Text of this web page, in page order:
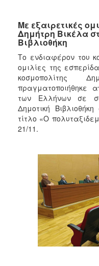
ΕΠΙΣΚΕΠΤΗΣ
ΗΡΑΚΛΕΙΟ
Με εξαιρετικές
Δημήτρη Βικέλα
Βιβλιοθήκη
Το ενδιαφέρον του
ομιλίες της
κοσμοπολίτης
πραγματοποιήθηκε
των Ελλήνων σε
Δημοτική
τίτλο «Ο
21/11.